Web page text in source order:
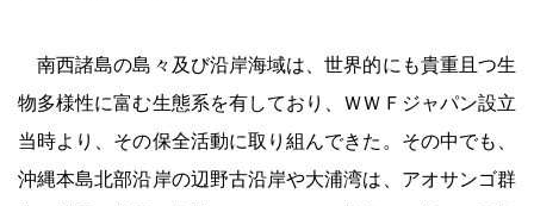
南西諸島の島々及び沿岸海域は、世界的にも貴重且つ生
物多様性に富む生態系を有しており、ＷＷＦジャパン設立
当時より、その保全活動に取り組んできた。その中でも、
沖縄本島北部沿岸の辺野古沿岸や大浦湾は、アオサンゴ群